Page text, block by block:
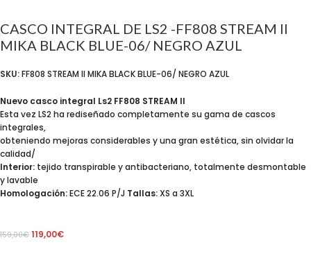
CASCO INTEGRAL DE LS2 -FF808 STREAM II
MIKA BLACK BLUE-06/ NEGRO AZUL
SKU:FF808 STREAM II MIKA BLACK BLUE-06/ NEGRO AZUL
Nuevo casco integral Ls2 FF808 STREAM II
Esta vez LS2 ha rediseñado completamente su gama de cascos
integrales,
obteniendo mejoras considerables y una gran estética, sin olvidar la
calidad/
Interior: tejido transpirable y antibacteriano, totalmente desmontable
y lavable
Homologación:ECE 22.06 P/J Tallas:XS a 3XL
159,00€ 119,00€